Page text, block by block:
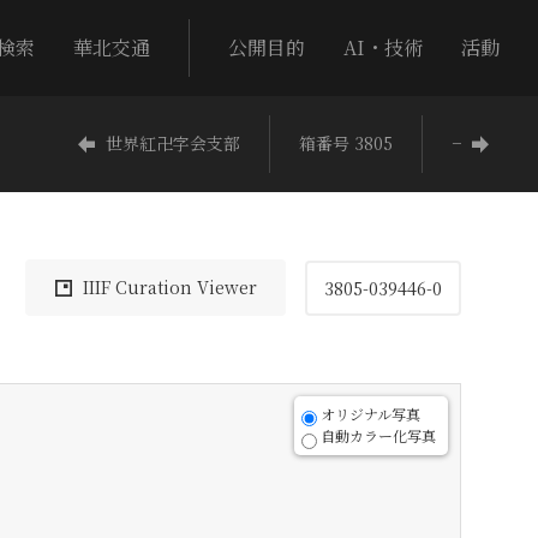
索 華北交通 公開目的 AI・技術 活動
世界紅卍字会支部 箱番号 3805 −
IIIF Curation Viewer 3805-039446-0
オリジナル写真
自動カラー化写真